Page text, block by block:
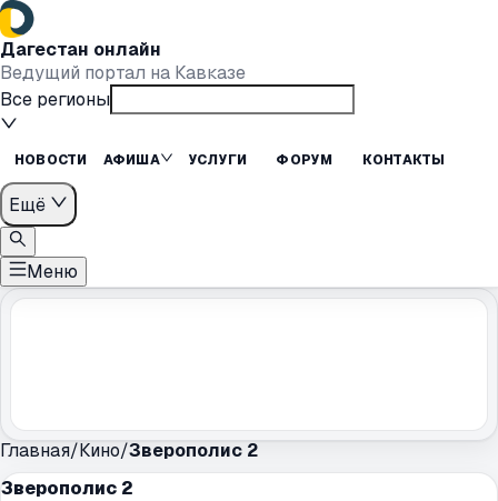
Дагестан онлайн
Ведущий портал на Кавказе
Все регионы
НОВОСТИ АФИША УСЛУГИ ФОРУМ КОНТАКТЫ
Ещё
Меню
Главная/Кино/Зверополис 2
Зверополис 2